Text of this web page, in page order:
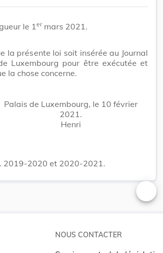
le 1 ermars 2021.
la présente loi soit insérée au Journal
Luxembourg pour être exécutée et
la chose concerne.
Palais de Luxembourg, le 10 février
2021.
Henri
2019-2020 et 2020-2021.
NOUS CONTACTER